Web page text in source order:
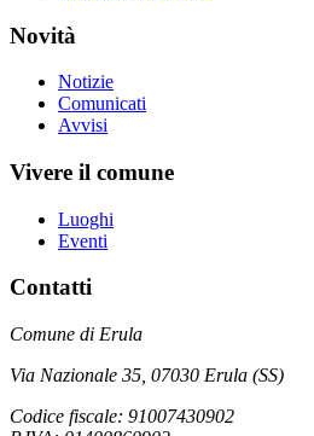
Novità
Notizie
Comunicati
Avvisi
Vivere il comune
Luoghi
Eventi
Contatti
Comune di Erula
Via Nazionale 35, 07030 Erula (SS)
Codice fiscale: 91007430902